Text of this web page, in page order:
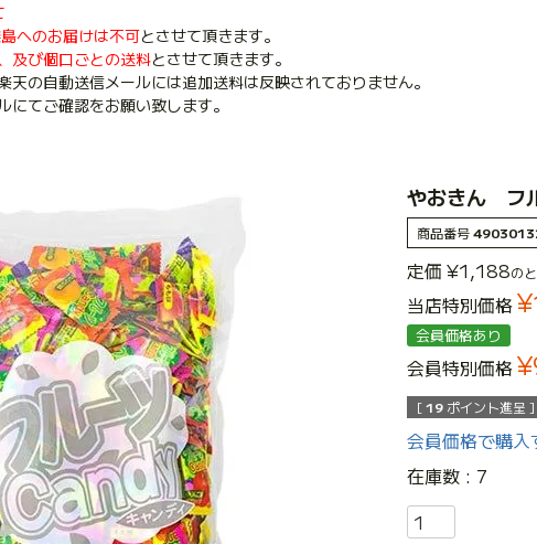
へのお届けは不可とさせて頂きます。
及び個口ごとの送料とさせて頂きます。
の自動送信メールには追加送料は反映されておりません。
てご確認をお願い致します。
やおきん フ
商品番号
定価 ¥1,188の
当店特別価格¥
会員価格あり
会員特別価格¥
[19 ポイント進呈 ]
会員価格で購入
在庫数
7